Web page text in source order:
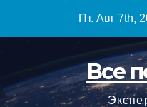
Пт. Авг 7th,
Все